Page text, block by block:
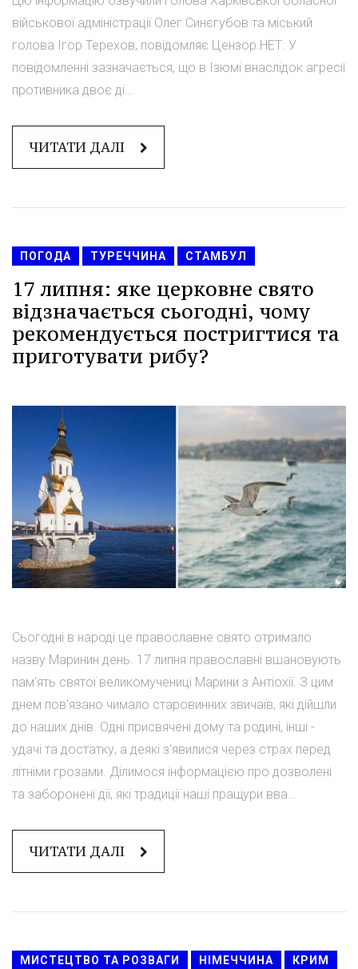
військової адміністрації Олег Синєгубов та міський
голова Ігор Терехов, повідомляє Цензор.НЕТ. У
повідомленні зазначається, що в Ізюмі внаслідок агресії
противника двоє ді...
ЧИТАТИ ДАЛІ
ПОГОДА ТУРЕЧЧИНА СТАМБУЛ
17 липня: яке церковне свято
відзначається сьогодні, чому
рекомендується постригтися та
приготувати рибу?
Сьогодні в народі це православне свято отримало
назву Маринин день. 17 липня православні вшановують
пам'ять святої великомучениці Марини з Антіохії. З цим
днем пов'язано чимало старовинних звичаїв, які дійшли
до наших днів. Одні присвячені дому та родині, інші -
удачі та достатку, а деякі з'явилися через страх перед
літніми грозами. Ділимося інформацією про дозволені
та заборонені дії, які традиції наші пращури вва...
ЧИТАТИ ДАЛІ
МИСТЕЦТВО ТА РОЗВАГИ НІМЕЧЧИНА КРИМ